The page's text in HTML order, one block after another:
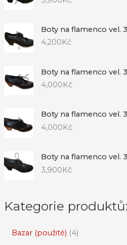
Boty na flamenco vel.
4,200 Kč
Boty na flamenco vel.
4,000 Kč
Boty na flamenco vel.
4,000Kč
Boty na flamenco vel.
3,900Kč
Kategorie produktů:
Bazar (použité) 4